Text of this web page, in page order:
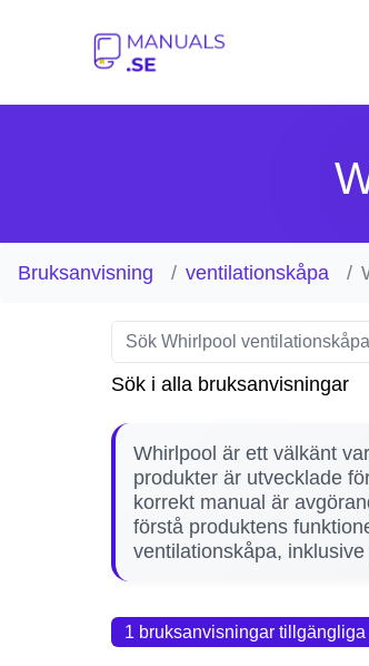
Bruksanvisning ventilationskåpa
Sök i alla bruksanvisningar
Whirlpool är ett välkänt
produkter är utvecklade
korrekt manual är
förstå produktens
ventilationskåpa,
1 bruksanvisningar tillgängliga